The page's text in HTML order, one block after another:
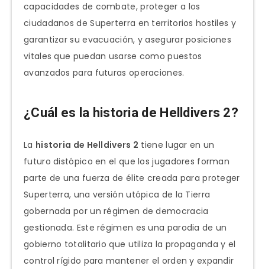
capacidades de combate, proteger a los
ciudadanos de Superterra en territorios hostiles y
garantizar su evacuación, y asegurar posiciones
vitales que puedan usarse como puestos
avanzados para futuras operaciones.
¿Cuál es la historia de Helldivers 2?
La historia de Helldivers 2 tiene lugar en un
futuro distópico en el que los jugadores forman
parte de una fuerza de élite creada para proteger
Superterra, una versión utópica de la Tierra
gobernada por un régimen de democracia
gestionada. Este régimen es una parodia de un
gobierno totalitario que utiliza la propaganda y el
control rígido para mantener el orden y expandir